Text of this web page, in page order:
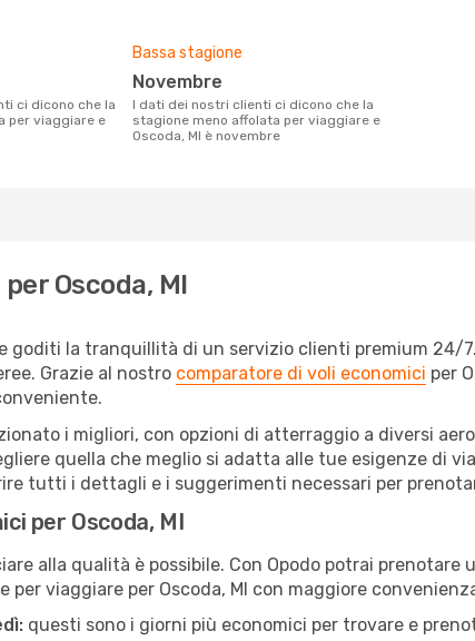
per viaggiare e
Bassa stagione
novembre
I dati dei nostri clienti ci dicono che la
stagione meno affolata per viaggiare e
Oscoda, MI è novembre
Oscoda, MI
e goditi la tranquillità di un servizio clienti premium 24/
Grazie al nostro comparatore di voli economici per
i migliori, con opzioni di atterraggio a diversi
quella che meglio si adatta alle tue esigenze di
tutti i dettagli e i suggerimenti necessari per
per Oscoda, MI
alla qualità è possibile. Con Opodo potrai prenotare
per viaggiare per Oscoda, MI con maggiore
questi sono i giorni più economici per trovare e